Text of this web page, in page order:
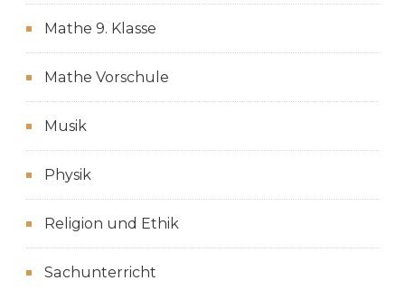
Mathe 9. Klasse
Mathe Vorschule
Musik
Physik
Religion und Ethik
Sachunterricht